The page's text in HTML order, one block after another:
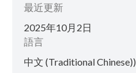
最近更新
2025年10月2日
語言
中文 (Traditional Chinese))